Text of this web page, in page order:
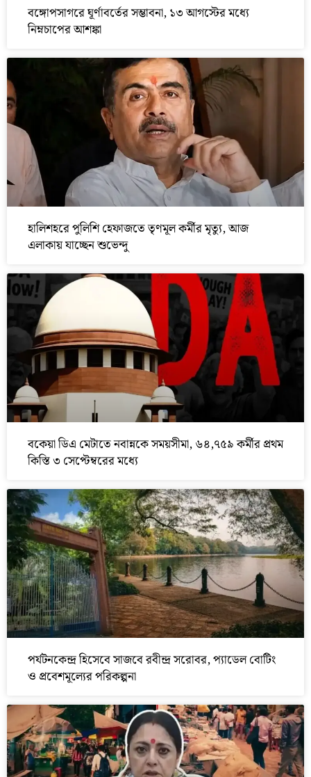
বঙ্গোপসাগরে ঘূর্ণাবর্তের সম্ভাবনা, ১৩ আগস্টের মধ্যে
নিম্নচাপের আশঙ্কা
হালিশহরে পুলিশি হেফাজতে তৃণমূল কর্মীর মৃত্যু, আজ
এলাকায় যাচ্ছেন শুভেন্দু
বকেয়া ডিএ মেটাতে নবান্নকে সময়সীমা, ৬৪,৭৫৯ কর্মীর প্রথম
কিস্তি ৩ সেপ্টেম্বরের মধ্যে
পর্যটনকেন্দ্র হিসেবে সাজবে রবীন্দ্র সরোবর, প্যাডেল বোটিং
ও প্রবেশমূল্যের পরিকল্পনা